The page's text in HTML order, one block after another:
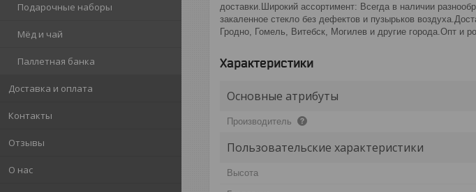
Подарочные наборы
Мёд и чай
Паллетная банка
Доставка и оплата
Контакты
Отзывы
О нас
доставки.Широкий ассортимент: Всегда в наличии
закаленное стекло без дефектов и пузырьков
Гродно, Гомель, Витебск, Могилев и другие города.Опт и
Характеристики
Основные атрибуты
Производитель
Пользовательские характеристики
Высота